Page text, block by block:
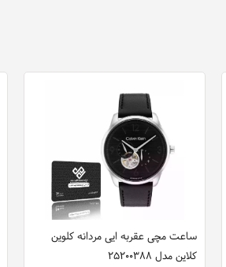
ساعت مچی عقربه ایی مردانه کلوین
کلاین مدل 25200388